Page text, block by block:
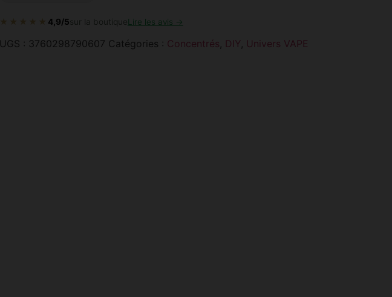
★★★★★ 4,9/5sur la boutiqueLire les avis →
UGS : 3760298790607 Catégories : Concentrés, DIY, Univers VAPE